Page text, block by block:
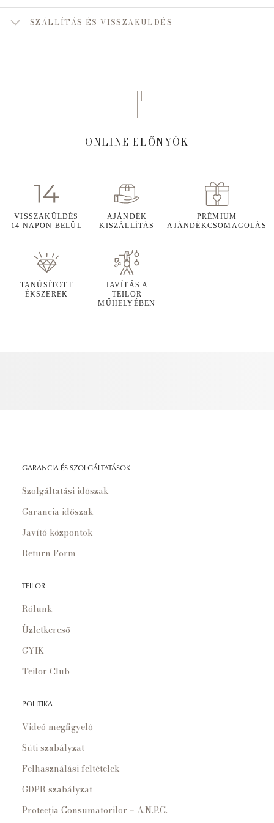
SZÁLLÍTÁS ÉS VISSZAKÜLDÉS
ONLINE ELŐNYÖK
VISSZAKÜLDÉS
14 NAPON BELÜL
AJÁNDÉK
KISZÁLLÍTÁS
PRÉMIUM
AJÁNDÉKCSOMAGOLÁS
TANÚSÍTOTT
ÉKSZEREK
JAVÍTÁS A
TEILOR
MŰHELYÉBEN
GARANCIA ÉS SZOLGÁLTATÁSOK
Szolgáltatási időszak
Garancia időszak
Javító központok
Return Form
TEILOR
Rólunk
Üzletkereső
GYIK
Teilor Club
POLITIKA
Videó megfigyelő
Süti szabályzat
Felhasználási feltételek
GDPR szabályzat
Protecția Consumatorilor – A.N.P.C.